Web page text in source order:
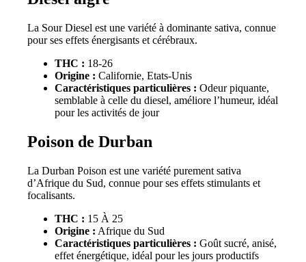
La Sour Diesel est une variété à dominante sativa, connue
pour ses effets énergisants et cérébraux.
THC : 18-26
Origine : Californie, Etats-Unis
Caractéristiques particulières : Odeur piquante,
semblable à celle du diesel, améliore l’humeur, idéal
pour les activités de jour
Poison de Durban
La Durban Poison est une variété purement sativa
d’Afrique du Sud, connue pour ses effets stimulants et
focalisants.
THC : 15 À 25
Origine : Afrique du Sud
Caractéristiques particulières : Goût sucré, anisé,
effet énergétique, idéal pour les jours productifs